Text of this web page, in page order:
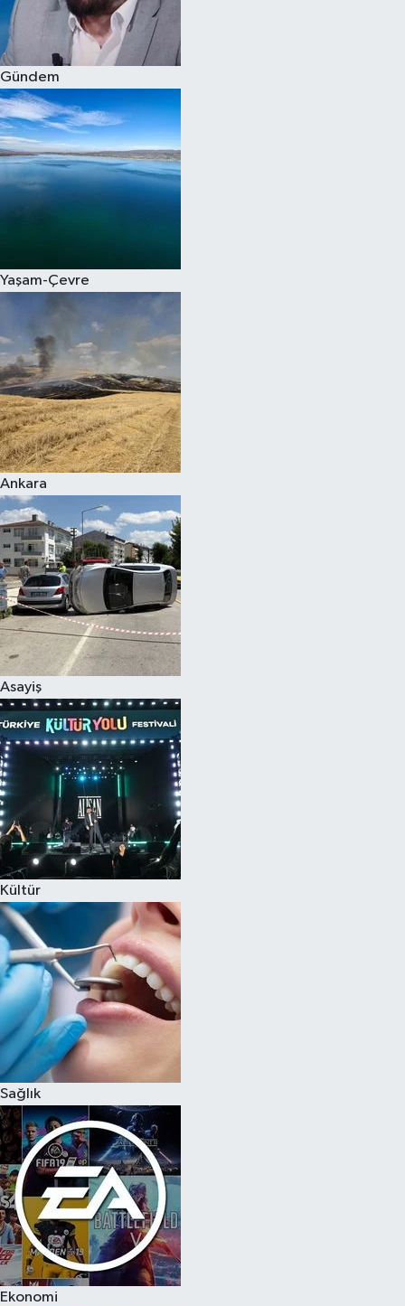
Gündem
Yaşam-Çevre
Ankara
Asayiş
Kültür
Sağlık
Ekonomi
Spor
Burç Yorumları
Çocuk
Eğitim
Kim kimdir?
Kültür Sanat
Sağlık
Siyaset
Teknoloji
Televizyon
Yaşam-Çevre